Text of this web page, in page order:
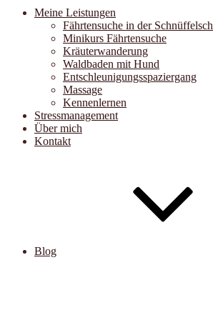
Meine Leistungen
Fährtensuche in der
Minikurs Fährtensuche
Kräuterwanderung
Waldbaden mit Hund
Entschleunigungsspaziergang
Massage
Kennenlernen
Stressmanagement
Über mich
Kontakt
Blog